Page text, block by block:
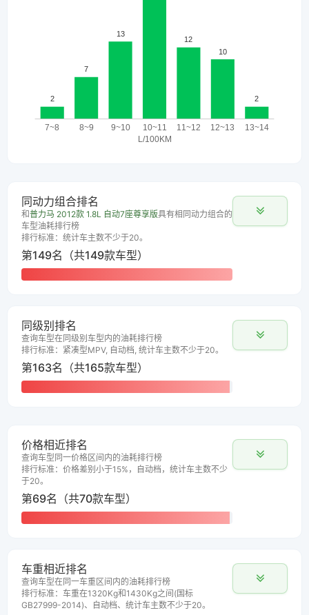
同动力组合排名
和普力马 2012款 1.8L 自动7座尊享版具有相同动力组合的
车型油耗排行榜
排行标准：统计车主数不少于20。
第149名（共149款车型）
同级别排名
查询车型在同级别车型内的油耗排行榜
排行标准：紧凑型MPV, 自动档, 统计车主数不少于20。
第163名（共165款车型）
价格相近排名
查询车型同一价格区间内的油耗排行榜
排行标准：价格差别小于15%，自动档，统计车主数不少
于20。
第69名（共70款车型）
车重相近排名
查询车型在同一车重区间内的油耗排行榜
排行标准：车重在1320Kg和1430Kg之间(国标
GB27999-2014)、自动档、统计车主数不少于20。